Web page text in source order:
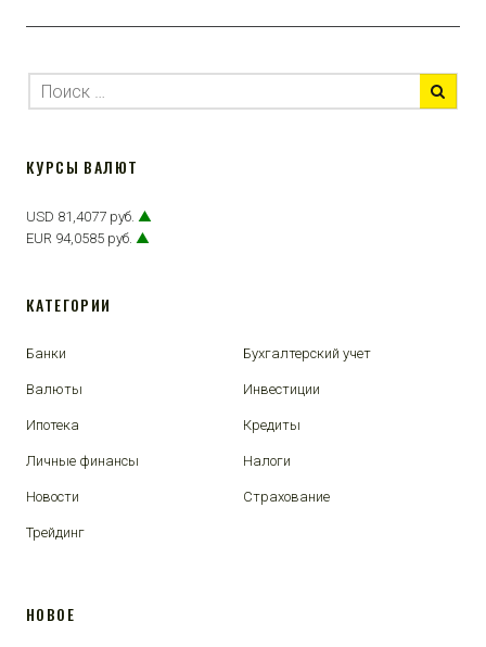
КУРСЫ ВАЛЮТ
USD 81,4077 руб. ▲
EUR 94,0585 руб. ▲
КАТЕГОРИИ
Банки Бухгалтерский учет
Валюты Инвестиции
Ипотека Кредиты
Личные финансы Налоги
Новости Страхование
Трейдинг
НОВОЕ